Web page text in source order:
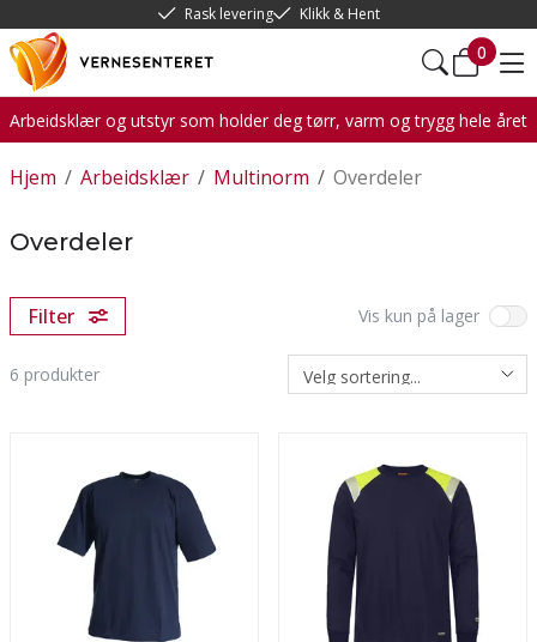
Rask levering Klikk & Hent
0
Arbeidsklær og utstyr som holder deg tørr, varm og trygg hele året
/
Hjem /
Arbeidsklær /
Multinorm Overdeler
Overdeler
Filter Vis kun på lager
6 produkter